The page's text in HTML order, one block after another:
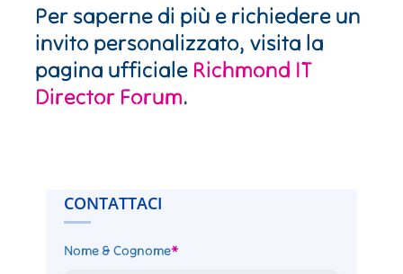
Per saperne di più e richiedere un
invito personalizzato, visita la
pagina ufficiale Richmond IT
Director Forum.
CONTATTACI
Nome & Cognome*